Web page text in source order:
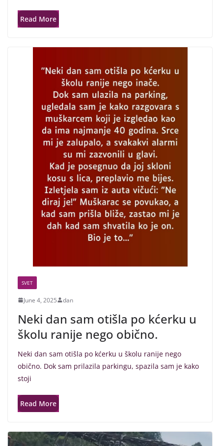
Read More
SVET
June 4, 2025 dan
Neki dan sam otišla po kćerku u
školu ranije nego obično.
Neki dan sam otišla po kćerku u školu ranije nego
obično. Dok sam prilazila parkingu, spazila sam je kako
stoji
Read More